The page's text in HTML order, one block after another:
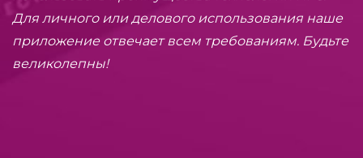
Для личного или делового использования наше
приложение отвечает всем требованиям. Будьте
великолепны!